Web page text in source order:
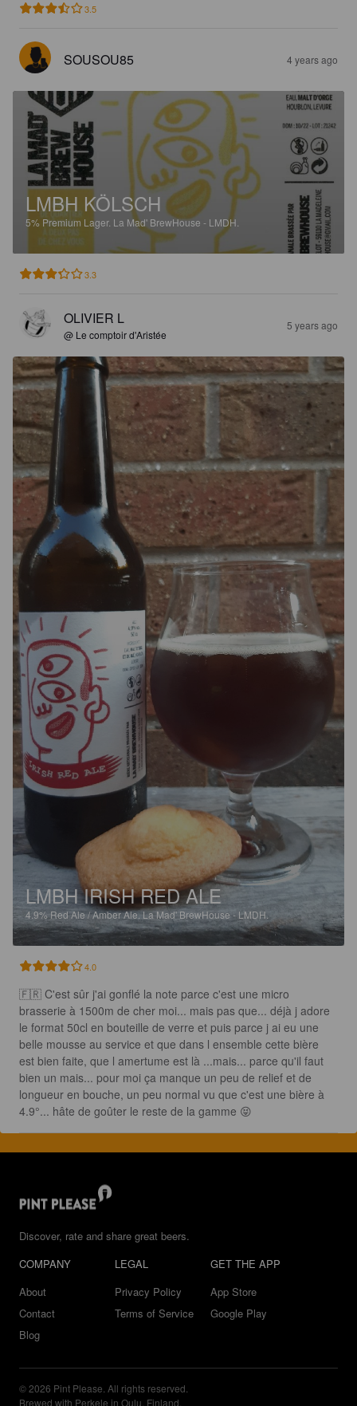
3.5
SOUSOU85 4 years ago
LMBH KÖLSCH
5% Premium Lager. La Mad' BrewHouse - LMDH.
3.3
OLIVIER L
@ Le comptoir d'Aristée
5 years ago
LMBH IRISH RED ALE
4.9%Red Ale / Amber Ale.La Mad' BrewHouse - LMDH.
4.0
🇫🇷 C'est sûr j'ai gonflé la note parce c'est une micro
brasserie à 1500m de cher moi... mais pas que... déjà j adore
le format 50cl en bouteille de verre et puis parce j ai eu une
belle mousse au service et que dans l ensemble cette bière
est bien faite, que l amertume est là ...mais... parce qu'il faut
bien un mais... pour moi ça manque un peu de relief et de
longueur en bouche, un peu normal vu que c'est une bière à
4.9°... hâte de goûter le reste de la gamme 😝
Discover, rate and share great beers.
COMPANY
About
Contact
Blog
LEGAL
Privacy Policy
Terms of Service
GET THE APP
App Store
Google Play
© 2026 Pint Please. All rights reserved.
Brewed with Perkele in Oulu, Finland.